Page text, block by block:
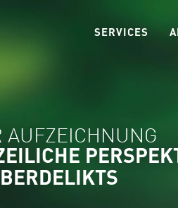
SERVICES AI
AUFZEICHNUNG